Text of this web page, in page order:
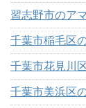
習志野市のア
千葉市稲毛区
千葉市花見川
千葉市美浜区